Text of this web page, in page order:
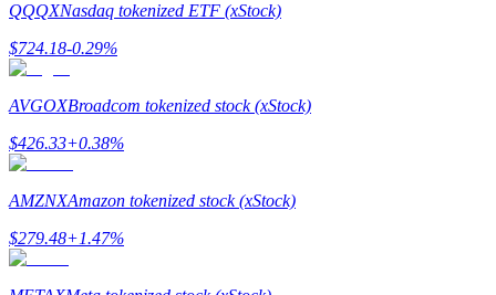
Share 500000 CASHCAT prize pool
Exclusive for BitMart Users
QQQXNasdaq tokenized ETF (xStock)
$724.18-0.29%
AVGOXBroadcom tokenized stock (xStock)
$426.33+0.38%
AMZNXAmazon tokenized stock (xStock)
$279.48+1.47%